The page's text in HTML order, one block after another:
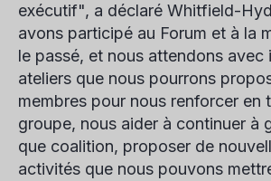
exécutif", a déclaré Whitfield-
avons participé au Forum et à la
le passé, et nous attendons avec
ateliers que nous pourrons
membres pour nous renforcer en
groupe, nous aider à continuer à
que coalition, proposer de
activités que nous pouvons